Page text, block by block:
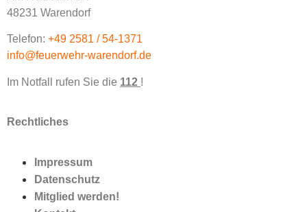
48231 Warendorf
Telefon: +49 2581 / 54-1371
info@feuerwehr-warendorf.de
Im Notfall rufen Sie die 112 !
Rechtliches
Impressum
Datenschutz
Mitglied werden!